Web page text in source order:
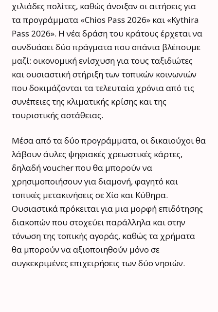
χιλιάδες πολίτες, καθώς άνοιξαν οι αιτήσεις για
τα προγράμματα «Chios Pass 2026» και «Kythira
Pass 2026». Η νέα δράση του κράτους έρχεται να
συνδυάσει δύο πράγματα που σπάνια βλέπουμε
μαζί: οικονομική ενίσχυση για τους ταξιδιώτες
και ουσιαστική στήριξη των τοπικών κοινωνιών
που δοκιμάζονται τα τελευταία χρόνια από τις
συνέπειες της κλιματικής κρίσης και της
τουριστικής αστάθειας.
Μέσα από τα δύο προγράμματα, οι δικαιούχοι θα
λάβουν άυλες ψηφιακές χρεωστικές κάρτες,
δηλαδή voucher που θα μπορούν να
χρησιμοποιήσουν για διαμονή, φαγητό και
τοπικές μετακινήσεις σε Χίο και Κύθηρα.
Ουσιαστικά πρόκειται για μια μορφή επιδότησης
διακοπών που στοχεύει παράλληλα και στην
τόνωση της τοπικής αγοράς, καθώς τα χρήματα
θα μπορούν να αξιοποιηθούν μόνο σε
συγκεκριμένες επιχειρήσεις των δύο νησιών.